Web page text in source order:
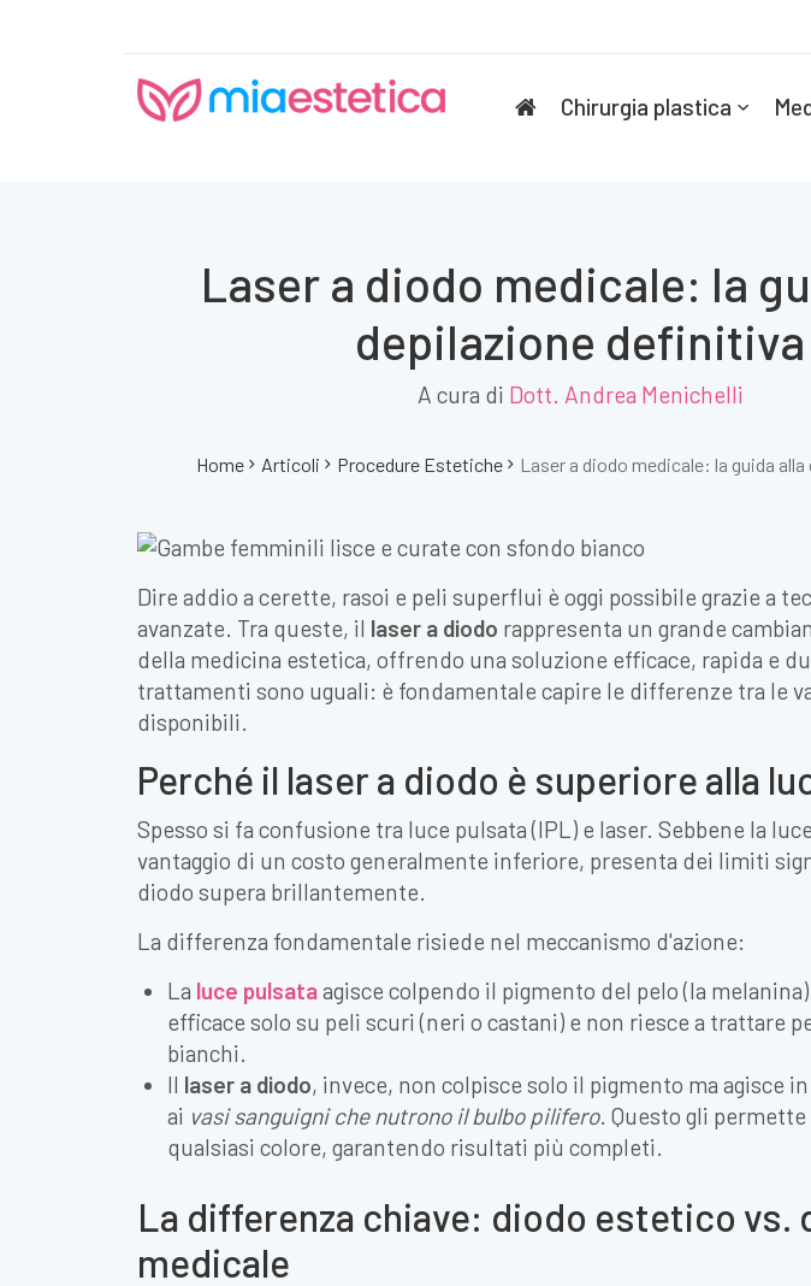
Chirurgia plastica
Laser a diodo medicale: la
depilazione definitiva
A cura di Dott. Andrea Menichelli
Home Articoli Procedure Estetiche Laser a diodo medicale: la guida
Dire addio a cerette, rasoi e peli superflui è oggi possibile grazie a
avanzate. Tra queste, il laser a diodo rappresenta un grande
della medicina estetica, offrendo una soluzione efficace, rapida e
trattamenti sono uguali: è fondamentale capire le differenze tra le
disponibili.
Perché il laser a diodo è superiore alla
Spesso si fa confusione tra luce pulsata (IPL) e laser. Sebbene la
vantaggio di un costo generalmente inferiore, presenta dei limiti
diodo supera brillantemente.
La differenza fondamentale risiede nel meccanismo d'azione:
La luce pulsataagisce colpendo il pigmento del pelo (la
efficace solo su peli scuri (neri o castani) e non riesce a trattare
bianchi.
Il laser a diodo, invece, non colpisce solo il pigmento ma agisce
ai vasi sanguigni che nutrono il bulbo pilifero. Questo gli
qualsiasi colore, garantendo risultati più completi.
La differenza chiave: diodo estetico vs.
medicale